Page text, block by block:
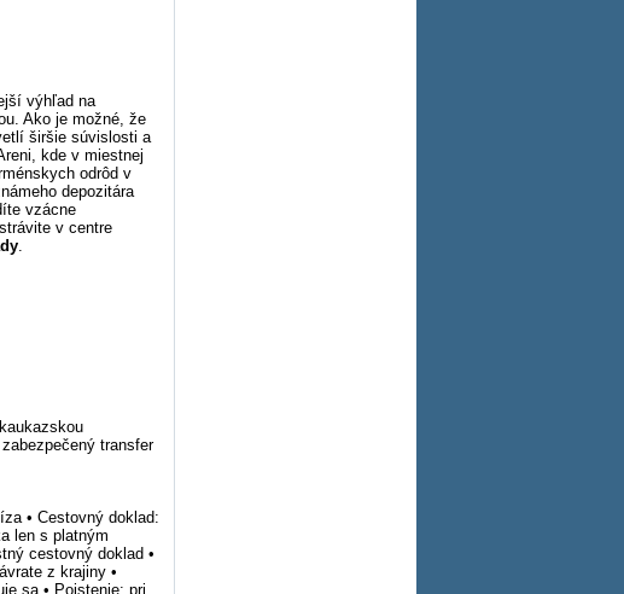
výhľad na
Ako je možné, že
širšie súvislosti a
kde v miestnej
odrôd v
depozitára
vzácne
v centre
.
transfer
• Cestovný doklad:
len s platným
cestovný doklad •
z krajiny •
sa • Poistenie: pri